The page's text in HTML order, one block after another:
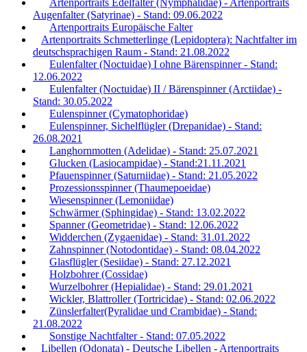
Artenportraits Edelfalter (Nymphalidae) - Artenportraits
Augenfalter (Satyrinae) - Stand: 09.06.2022
Artenportraits Europäische Falter
Artenportraits Schmetterlinge (Lepidoptera): Nachtfalter im
deutschsprachigen Raum - Stand: 21.08.2022
Eulenfalter (Noctuidae) I ohne Bärenspinner - Stand:
12.06.2022
Eulenfalter (Noctuidae) II / Bärenspinner (Arctiidae) -
Stand: 30.05.2022
Eulenspinner (Cymatophoridae)
Eulenspinner, Sichelflügler (Drepanidae) - Stand:
26.08.2021
Langhornmotten (Adelidae) - Stand: 25.07.2021
Glucken (Lasiocampidae) - Stand:21.11.2021
Pfauenspinner (Saturniidae) - Stand: 21.05.2022
Prozessionsspinner (Thaumepoeidae)
Wiesenspinner (Lemoniidae)
Schwärmer (Sphingidae) - Stand: 13.02.2022
Spanner (Geometridae) - Stand: 12.06.2022
Widderchen (Zygaenidae) - Stand: 31.01.2022
Zahnspinner (Notodontidae) - Stand: 08.04.2022
Glasflügler (Sesiidae) - Stand: 27.12.2021
Holzbohrer (Cossidae)
Wurzelbohrer (Hepialidae) - Stand: 29.01.2021
Wickler, Blattroller (Tortricidae) - Stand: 02.06.2022
Zünslerfalter(Pyralidae und Crambidae) - Stand:
21.08.2022
Sonstige Nachtfalter - Stand: 07.05.2022
Libellen (Odonata) - Deutsche Libellen - Artenportraits